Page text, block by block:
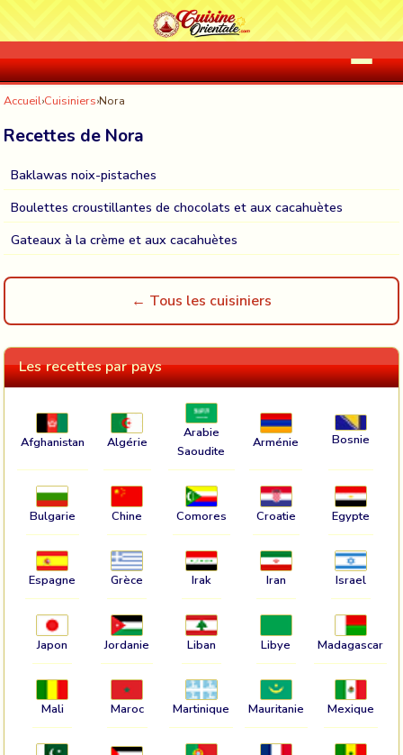
Accueil›Cuisiniers›Nora
Recettes de Nora
Baklawas noix-pistaches
Boulettes croustillantes de chocolats et aux cacahuètes
Gateaux à la crème et aux cacahuètes
← Tous les cuisiniers
Les recettes par pays
Afghanistan Algérie
Arabie
Saoudite
Arménie Bosnie
Bulgarie Chine Comores Croatie Egypte
Espagne Grèce Irak Iran Israel
Japon Jordanie Liban Libye Madagascar
Mali Maroc Martinique Mauritanie Mexique